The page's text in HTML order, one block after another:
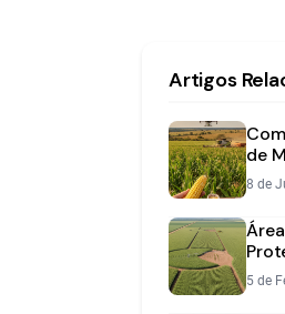
Artigos
de
a
8 de
5 de